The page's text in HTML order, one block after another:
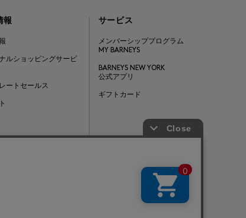
報
ルショッピングサービ
ートセールス
サービス
メンバーシッププログラム
MY BARNEYS
BARNEYS NEW YORK
公式アプリ
ギフトカード